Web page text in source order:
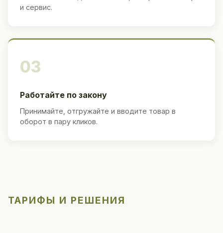
и сервис.
03
Работайте по закону
Принимайте, отгружайте и вводите товар в
оборот в пару кликов.
ТАРИФЫ И РЕШЕНИЯ